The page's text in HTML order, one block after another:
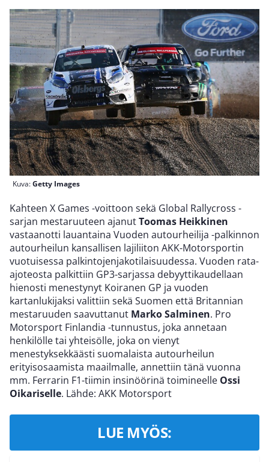
Kuva:Getty Images
Kahteen X Games -voittoon sekä Global Rallycross -
sarjan mestaruuteen ajanutToomas Heikkinen
vastaanotti lauantaina Vuoden autourheilija -palkinnon
autourheilun kansallisen lajiliiton AKK-Motorsportin
vuotuisessa palkintojenjakotilaisuudessa. Vuoden rata-
ajoteosta palkittiin GP3-sarjassa debyyttikaudellaan
hienosti menestynyt Koiranen GP ja vuoden
kartanlukijaksi valittiin sekä Suomen että Britannian
mestaruuden saavuttanut Marko Salminen. Pro
Motorsport Finlandia -tunnustus, joka annetaan
henkilölle tai yhteisölle, joka on vienyt
menestyksekkäästi suomalaista autourheilun
erityisosaamista maailmalle, annettiin tänä vuonna
mm. Ferrarin F1-tiimin insinöörinä toimineelle Ossi
Oikariselle. Lähde: AKK Motorsport
LUE MYÖS: